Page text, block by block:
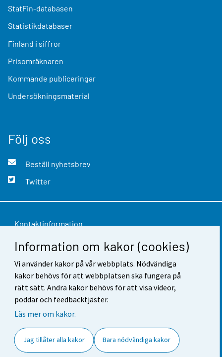
Information om kakor (cookies)
Vi använder kakor på vår webbplats. Nödvändiga
kakor behövs för att webbplatsen ska fungera på
rätt sätt. Andra kakor behövs för att visa videor,
poddar och feedbacktjäster.
Läs mer om kakor.
Jag tillåter alla kakor Bara nödvändiga kakor
StatFin-databasen
Statistikdatabaser
Finland i siffror
Prisomräknaren
Kommande publiceringar
Undersökningsmaterial
Följ oss
Beställ nyhetsbrev
Twitter
Kontaktinformation
Respons
Användarvillkor
Dataskydd
Tillgänglighet
Cookie-inställningar